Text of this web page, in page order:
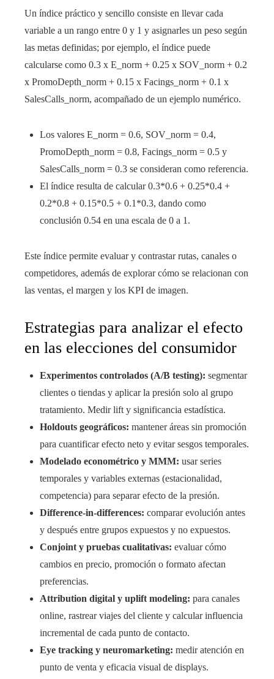
Un índice práctico y sencillo consiste en llevar cada
variable a un rango entre 0 y 1 y asignarles un peso según
las metas definidas; por ejemplo, el índice puede
calcularse como 0.3 x E_norm + 0.25 x SOV_norm + 0.2
x PromoDepth_norm + 0.15 x Facings_norm + 0.1 x
SalesCalls_norm, acompañado de un ejemplo numérico.
Los valores E_norm = 0.6, SOV_norm = 0.4,
PromoDepth_norm = 0.8, Facings_norm = 0.5 y
SalesCalls_norm = 0.3 se consideran como referencia.
El índice resulta de calcular 0.3*0.6 + 0.25*0.4 +
0.2*0.8 + 0.15*0.5 + 0.1*0.3, dando como
conclusión 0.54 en una escala de 0 a 1.
Este índice permite evaluar y contrastar rutas, canales o
competidores, además de explorar cómo se relacionan con
las ventas, el margen y los KPI de imagen.
Estrategias para analizar el efecto
en las elecciones del consumidor
Experimentos controlados (A/B testing): segmentar
clientes o tiendas y aplicar la presión solo al grupo
tratamiento. Medir lift y significancia estadística.
Holdouts geográficos: mantener áreas sin promoción
para cuantificar efecto neto y evitar sesgos temporales.
Modelado econométrico y MMM: usar series
temporales y variables externas (estacionalidad,
competencia) para separar efecto de la presión.
Difference-in-differences: comparar evolución antes
y después entre grupos expuestos y no expuestos.
Conjoint y pruebas cualitativas: evaluar cómo
cambios en precio, promoción o formato afectan
preferencias.
Attribution digital y uplift modeling: para canales
online, rastrear viajes del cliente y calcular influencia
incremental de cada punto de contacto.
Eye tracking y neuromarketing: medir atención en
punto de venta y eficacia visual de displays.